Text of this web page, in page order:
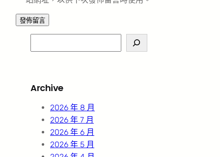
e
c
Archive
2026 年 8 月
2026 年 7 月
2026 年 6 月
2026 年 5 月